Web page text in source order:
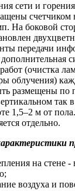
сети и
счетчиком
На боковой
передачи
(очистка
облучения)
размещены по
так
1,5–2 м от
отдельно.
на стене -
воздуха и